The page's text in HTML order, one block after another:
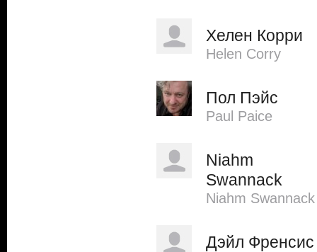
Хелен Корри
Helen Corry
Пол Пэйс
Paul Paice
Niahm
Swannack
Niahm Swannack
Дэйл Френсис